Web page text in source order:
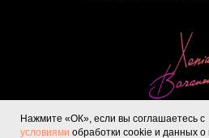
Нажмите «ОК», если вы соглашаетесь с
условиями обработки cookie и данных о
соцсетью и запрещен на